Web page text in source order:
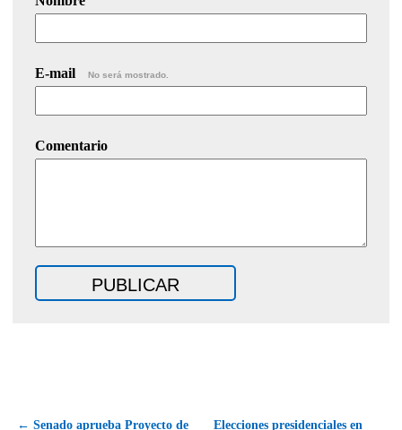
E-mail No será mostrado.
Comentario
← Senado aprueba Proyecto de Elecciones presidenciales en